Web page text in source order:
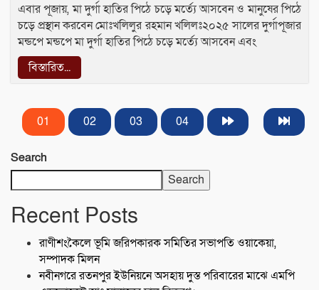
এবার পূজায়, মা দুর্গা হাতির পিঠে চড়ে মর্ত্যে আসবেন ও মানুষের পিঠে
চড়ে প্রস্থান করবেন মোঃখলিলুর রহমান খলিলঃ২০২৫ সালের দুর্গাপূজার
মন্ডপে মন্ডপে মা দুর্গা হাতির পিঠে চড়ে মর্ত্যে আসবেন এবং
বিস্তারিত...
01 02 03 04
Search
Search
Recent Posts
রাণীশংকৈলে ভূমি জরিপকারক সমিতির সভাপতি ওয়াকেয়া,
সম্পাদক মিলন
নবীনগরে রতনপুর ইউনিয়নে অসহায় দুস্ত পরিবারের মাঝে এমপি